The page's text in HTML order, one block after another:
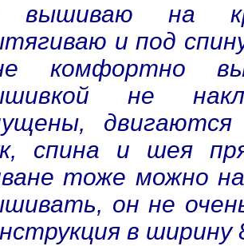
на
и под
комфортно
не
спина и шея
тоже можно
он не
в ширину